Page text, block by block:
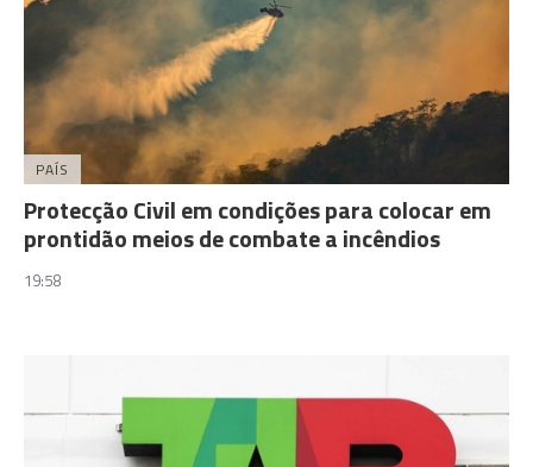
PAÍS
Protecção Civil em condições para colocar em
prontidão meios de combate a incêndios
19:58